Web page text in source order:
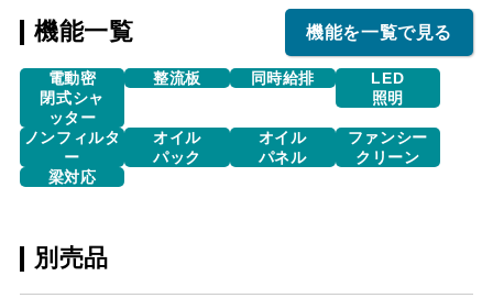
機能一覧 機能を一覧で見る
電動密
閉式シャ
ッター
整流板 同時給排
LED
照明
ノンフィルタ
ー
オイル
パック
オイル
パネル
ファンシー
クリーン
梁対応
別売品